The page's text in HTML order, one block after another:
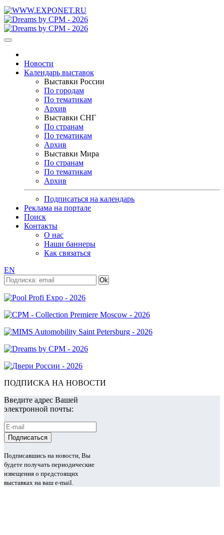
Новости
Календарь выставок
Выставки России
По городам
По тематикам
Архив
Выставки СНГ
По странам
По тематикам
Архив
Выставки Мира
По странам
По тематикам
Архив
Подписаться на календарь
Реклама на портале
Поиск
Контакты
О нас
Наши баннеры
Как связаться
EN
ПОДПИСКА НА НОВОСТИ
Введите адрес Вашей
электронной почты:
Подписавшись на новости, Вы
будете получать периодические
извещения о предстоящих
выставках на ваш e-mail.